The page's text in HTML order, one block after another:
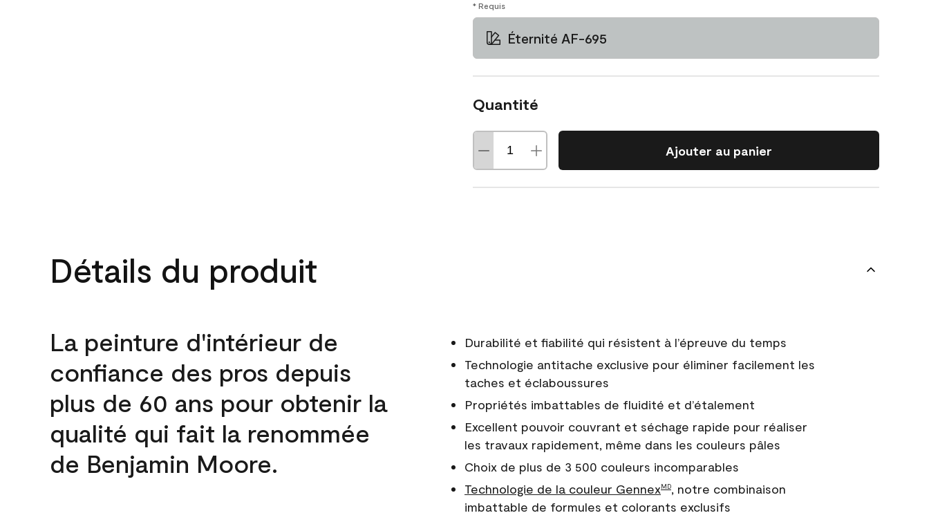
* Requis
Éternité AF-695
Quantité
Ajouter au panier
Détails du produit
La peinture d'intérieur de
confiance des pros depuis
plus de 60 ans pour obtenir la
qualité qui fait la renommée
de Benjamin Moore.
Durabilité et fiabilité qui résistent à l’épreuve du temps
Technologie antitache exclusive pour éliminer facilement les
taches et éclaboussures
Propriétés imbattables de fluidité et d’étalement
Excellent pouvoir couvrant et séchage rapide pour réaliser
les travaux rapidement, même dans les couleurs pâles
Choix de plus de 3 500 couleurs incomparables
Technologie de la couleur GennexMD, notre combinaison
imbattable de formules et colorants exclusifs